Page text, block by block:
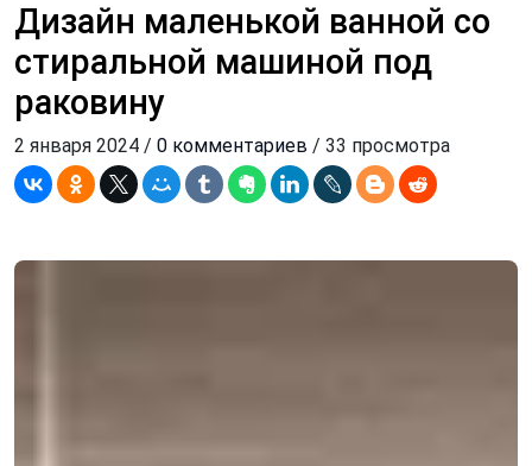
Дизайн маленькой ванной со
стиральной машиной под
раковину
2 января 2024 / 0 комментариев / 33 просмотра